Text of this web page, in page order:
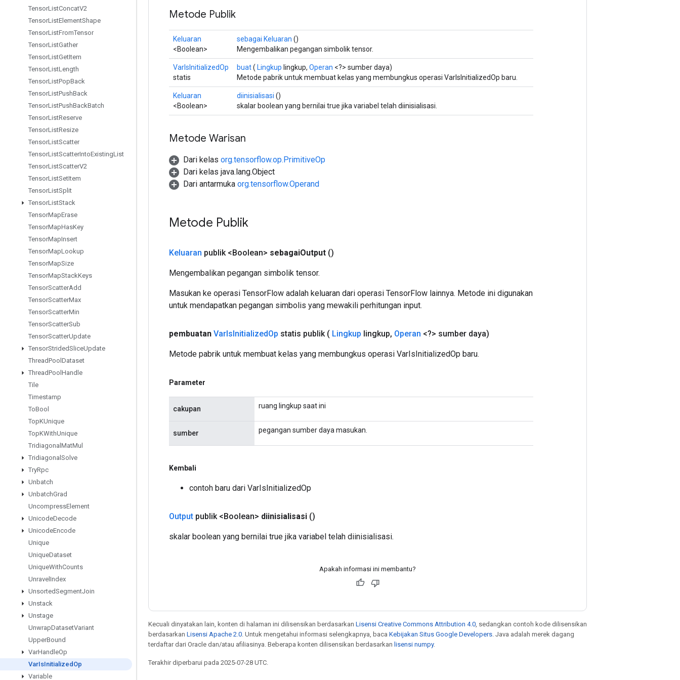
TensorListConcatV2
TensorListElementShape
TensorListFromTensor
TensorListGather
TensorListGetItem
TensorListLength
TensorListPopBack
TensorListPushBack
TensorListPushBackBatch
TensorListReserve
TensorListResize
TensorListScatter
TensorListScatterIntoExistingList
TensorListScatterV2
TensorListSetItem
TensorListSplit
TensorListStack
TensorMapErase
TensorMapHasKey
TensorMapInsert
TensorMapLookup
TensorMapSize
TensorMapStackKeys
TensorScatterAdd
TensorScatterMax
TensorScatterMin
TensorScatterSub
TensorScatterUpdate
TensorStridedSliceUpdate
ThreadPool Dataset
ThreadPool Handle
Tile
Timestamp
ToBool
TopKUnique
TopKWithUnique
Tridiagonal MatMul
Tridiagonal Solve
TryRpc
Unbatch
UnbatchGrad
UncompressElement
UnicodeDecode
UnicodeEncode
Unique
UniqueDataset
UniqueWithCounts
Unravel Index
UnsortedSegmentJoin
Unstack
Unstage
UnwrapDatasetVariant
UpperBound
VarHandleOp
VarIsInitialized Op
Variable
Metode Publik
Keluaran
<Boolean>
sebagai Keluaran ()
Mengembalikan pegangan simbolik tensor.
VarIsInitializedOp
statis
buat( Lingkup lingkup, Operan <?> sumber daya)
Metode pabrik untuk membuat kelas yang membungkus operasi VarIsInitializedOp baru.
Keluaran
<Boolean>
diinisialisasi ()
skalar boolean yang bernilai true jika variabel telah diinisialisasi.
Metode Warisan
Dari kelas org.tensorflow.op.PrimitiveOp
Dari kelas java.lang.Object
Dari antarmuka org.tensorflow.Operand
Metode Publik
Keluaran publik <Boolean> sebagaiOutput ()
Mengembalikan pegangan simbolik tensor.
Masukan ke operasi TensorFlow adalah keluaran dari operasi TensorFlow lainnya. Metode ini digunakan
untuk mendapatkan pegangan simbolis yang mewakili perhitungan input.
pembuatan VarIsInitializedOp statis publik ( Lingkup lingkup, Operan <?> sumber daya)
Metode pabrik untuk membuat kelas yang membungkus operasi VarIsInitializedOp baru.
Parameter
cakupan ruang lingkup saat ini
sumber pegangan sumber daya masukan.
Kembali
contoh baru dari VarIsInitializedOp
Output publik <Boolean> diinisialisasi ()
skalar boolean yang bernilai true jika variabel telah diinisialisasi.
Apakah informasi ini membantu?
Kecuali dinyatakan lain, konten di halaman ini dilisensikan berdasarkan Lisensi Creative Commons Attribution 4.0 , sedangkan contoh kode dilisensikan
berdasarkan Lisensi Apache 2.0 . Untuk mengetahui informasi selengkapnya, baca Kebijakan Situs Google Developers . Java adalah merek dagang
terdaftar dari Oracle dan/atau afiliasinya. Beberapa konten dilisensikan berdasarkan lisensi numpy.
Terakhir diperbarui pada 2025-07-28 UTC.